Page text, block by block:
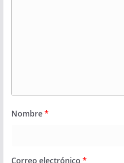
Nombre*
Correo electrónico *